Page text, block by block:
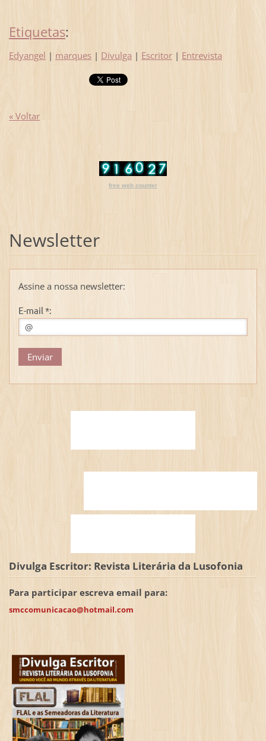
Etiquetas:
Edyangel | marques | Divulga | Escritor | Entrevista
« Voltar
free web counter
Newsletter
Assine a nossa newsletter:
E-mail *:
Divulga Escritor: Revista Literária da Lusofonia
Para participar escreva email para:
smccomunicacao@hotmail.com